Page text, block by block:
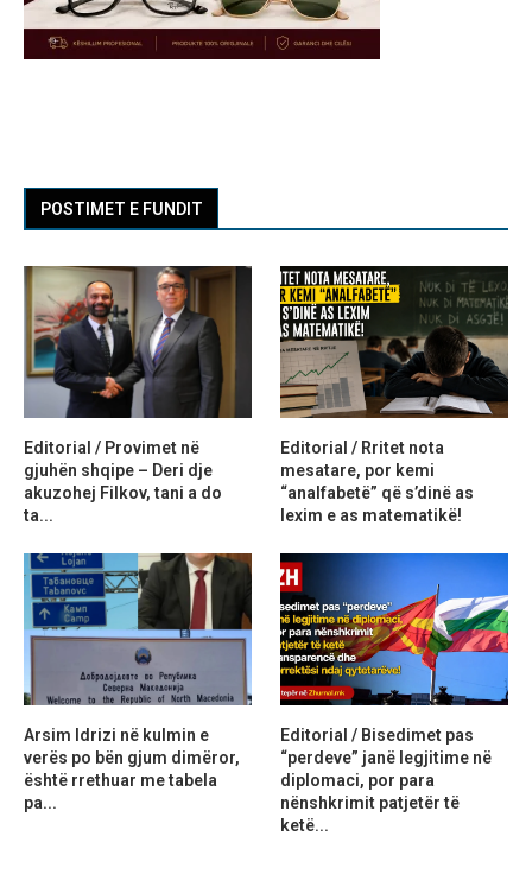
POSTIMET E FUNDIT
Editorial / Provimet në
gjuhën shqipe – Deri dje
akuzohej Filkov, tani a do
ta...
Editorial / Rritet nota
mesatare, por kemi
“analfabetë” që s’dinë as
lexim e as matematikë!
Arsim Idrizi në kulmin e
verës po bën gjum dimëror,
është rrethuar me tabela
pa...
Editorial / Bisedimet pas
“perdeve” janë legjitime në
diplomaci, por para
nënshkrimit patjetër të
ketë...